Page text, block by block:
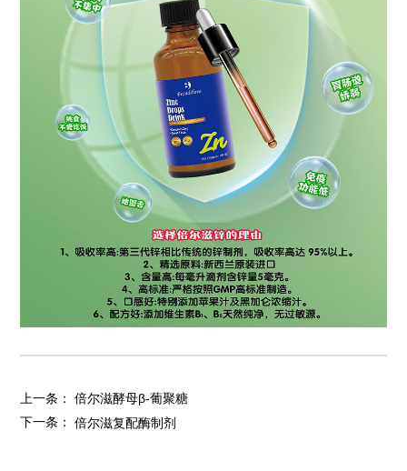
上一条：倍尔滋酵母β-葡聚糖
下一条：倍尔滋复配酶制剂